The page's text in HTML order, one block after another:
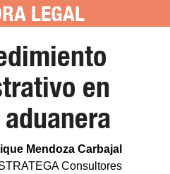
LEGAL
en
Mendoza Carbajal
Consultores